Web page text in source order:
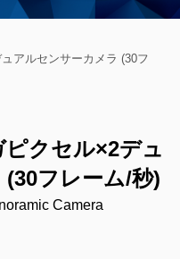
アルセンサーカメラ (30フ
クセル×2デュ
フレーム/秒)
Camera